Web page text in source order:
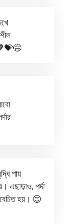
💖💝😅
পায়
এছাড়াও, পর্দা
হয়। 😊